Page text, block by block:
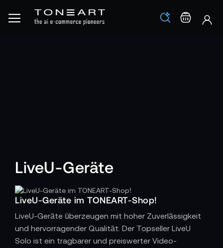
Los
LiveU-Geräte
LiveU-Geräte im TONEART-Shop!
LiveU-Geräte überzeugen mit hoher Zuverlässigkeit
und hervorragender Qualität. Der Topseller LiveU
Solo ist ein tragbarer und preiswerter Video-